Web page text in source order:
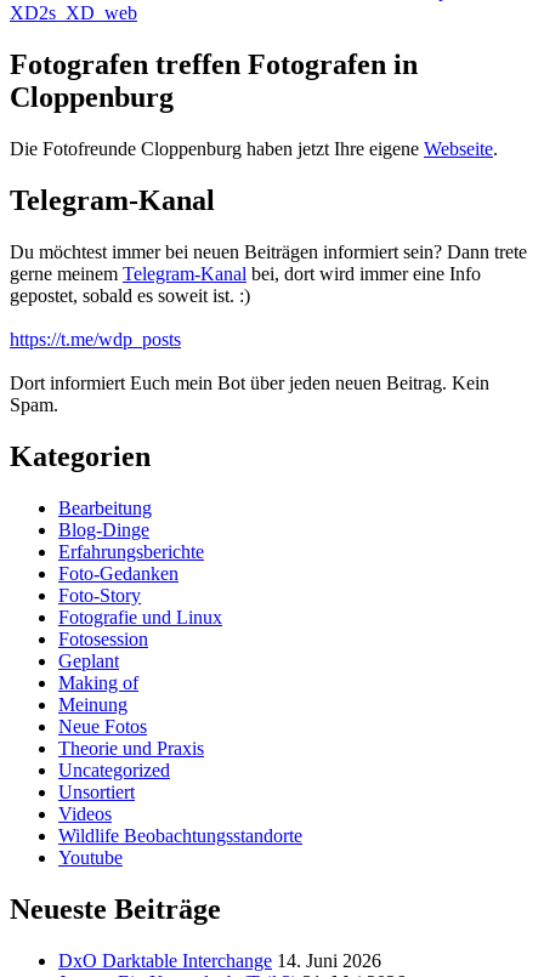
Fotografen treffen Fotografen in
Cloppenburg
Die Fotofreunde Cloppenburg haben jetzt Ihre eigene Webseite.
Telegram-Kanal
Du möchtest immer bei neuen Beiträgen informiert sein? Dann trete
gerne meinem Telegram-Kanal bei, dort wird immer eine Info
gepostet, sobald es soweit ist. :)
https://t.me/wdp_posts
Dort informiert Euch mein Bot über jeden neuen Beitrag. Kein
Spam.
Kategorien
Bearbeitung
Blog-Dinge
Erfahrungsberichte
Foto-Gedanken
Foto-Story
Fotografie und Linux
Fotosession
Geplant
Making of
Meinung
Neue Fotos
Theorie und Praxis
Uncategorized
Unsortiert
Videos
Wildlife Beobachtungsstandorte
Youtube
Neueste Beiträge
DxO Darktable Interchange 14. Juni 2026